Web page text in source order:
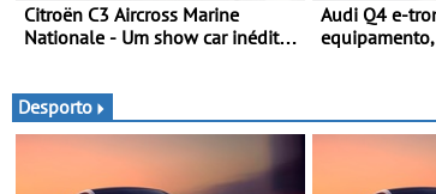
Citroën C3 Aircross Marine
Nationale - Um show car inédito
Audi Q4 e-
Desporto